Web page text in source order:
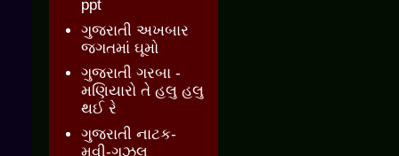
ppt
ગુજરાતી અખબાર
જગતમાં ઘૂમો
ગુજરાતી ગરબા -
મણિયારો તે હલુ હલુ
થઈ રે
ગુજરાતી નાટક-
મૂવી-ગઝલ